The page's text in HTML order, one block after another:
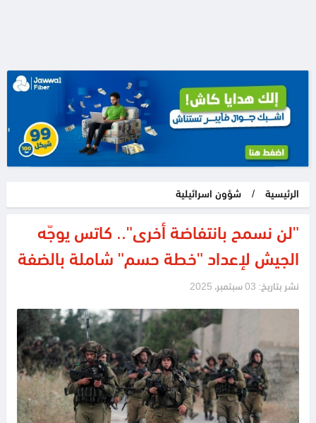
الرئيسية / شؤون اسرائيلية
"لن نسمح بانتفاضة أخرى".. كاتس يوجّه
الجيش لإعداد "خطة حسم" شاملة بالضفة
نشر بتاريخ: 03 سبتمبر، 2025